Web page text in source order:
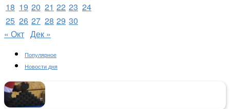
18 19 20 21 22 23 24
25 26 27 28 29 30
« Окт Дек »
Популярное
Новости дня